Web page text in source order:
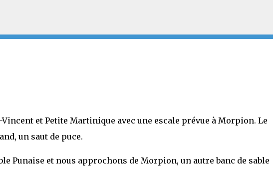
et Petite Martinique avec une escale prévue à Morpion. Le
un saut de puce.
Punaise et nous approchons de Morpion, un autre banc de sable